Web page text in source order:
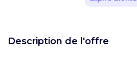
Description de l'offre